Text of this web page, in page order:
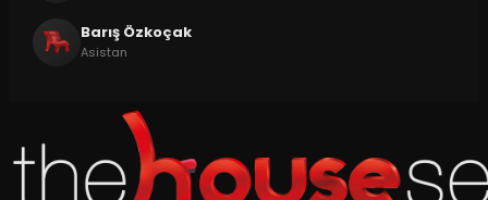
Barış Özkoçak
Asistan